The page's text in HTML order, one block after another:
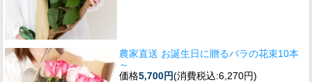
農家直送 お誕生日に贈るバラの花束10本
～
価格5,700円(消費税込:6,270円)